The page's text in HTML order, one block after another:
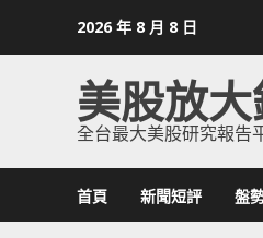
2026 年 8 月 8 日
美股放大
全台最大美股研究報告
首頁 新聞短評 盤